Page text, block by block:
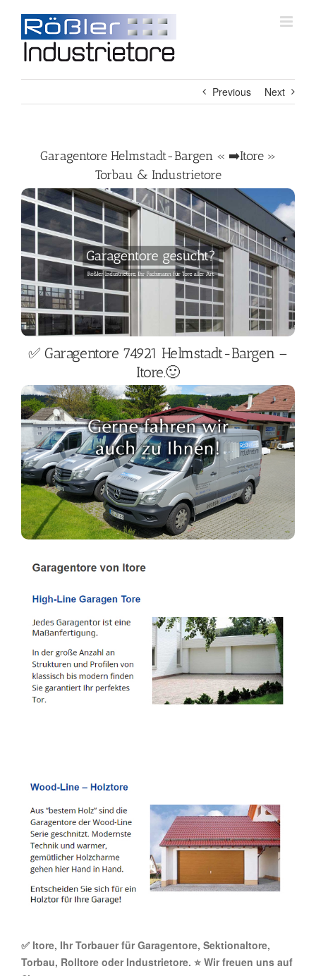
content
Previous Next
Garagentore Helmstadt-Bargen « ➡️Itore »
Torbau & Industrietore
✅ Garagentore 74921 Helmstadt-Bargen –
Itore.🙂
✅ Itore, Ihr Torbauer für Garagentore, Sektionaltore,
Torbau, Rolltore oder Industrietore. ⭐ Wir freuen uns auf